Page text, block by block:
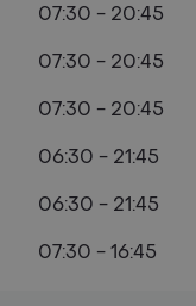
07:30 - 20:45
07:30 - 20:45
07:30 - 20:45
06:30 - 21:45
06:30 - 21:45
07:30 - 16:45